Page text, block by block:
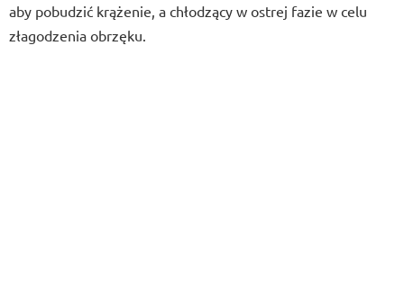
aby pobudzić krążenie, a chłodzący w ostrej fazie w celu
złagodzenia obrzęku.